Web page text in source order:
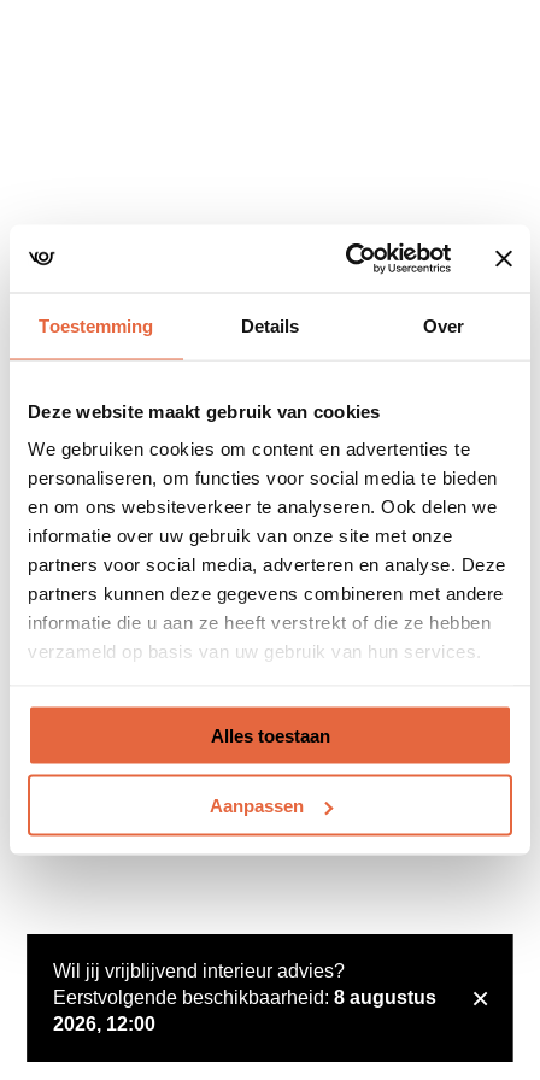
Toestemming Details Over
Deze website maakt gebruik van cookies
We gebruiken cookies om content en advertenties te
personaliseren, om functies voor social media te bieden
en om ons websiteverkeer te analyseren. Ook delen we
informatie over uw gebruik van onze site met onze
partners voor social media, adverteren en analyse. Deze
partners kunnen deze gegevens combineren met andere
informatie die u aan ze heeft verstrekt of die ze hebben
verzameld op basis van uw gebruik van hun services.
Alles toestaan
Aanpassen
Wil jij vrijblijvend interieur advies?
Eerstvolgende beschikbaarheid:8 augustus
2026, 12:00
×